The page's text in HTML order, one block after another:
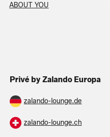
ABOUT YOU
Privé by Zalando Europa
zalando-lounge.de
zalando-lounge.ch